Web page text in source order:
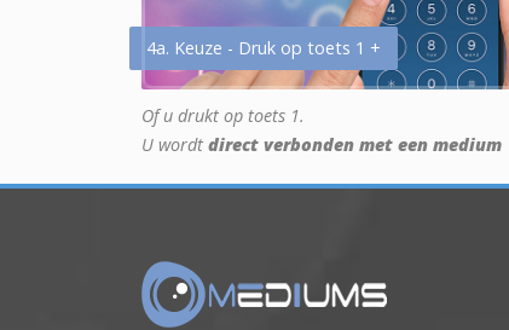
4a. Keuze - Druk op toets 1 +
Of u drukt op toets 1.
U wordt direct verbonden met een medium